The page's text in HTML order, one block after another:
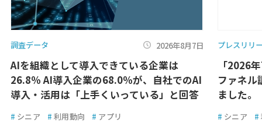
調査データ 2026年8月7日
AIを組織として導入できている企業は
26.8％ AI導入企業の68.0％が、自社でのAI
導入・活用は「上手くいっている」と回答
# シニア # 利用動向 # アプリ
プレスリリ
「2026
ファネル
ました。
# シニア #